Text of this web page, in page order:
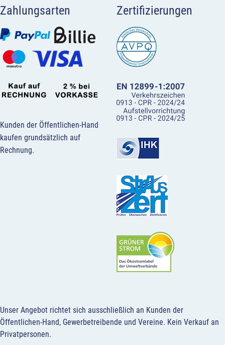
Zahlungsarten
Kunden der Öffentlichen-Hand
kaufen grundsätzlich auf
Rechnung.
Zertifizierungen
Unser Angebot richtet sich ausschließlich an Kunden der
Öffentlichen-Hand, Gewerbetreibende und Vereine. Kein Verkauf an
Privatpersonen.